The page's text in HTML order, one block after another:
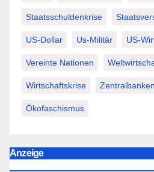
Staatsschuldenkrise
US-Dollar Us-Militär US-
Vereinte Nationen
Wirtschaftskrise Zentralbanken
Ökofaschismus
Anzeige